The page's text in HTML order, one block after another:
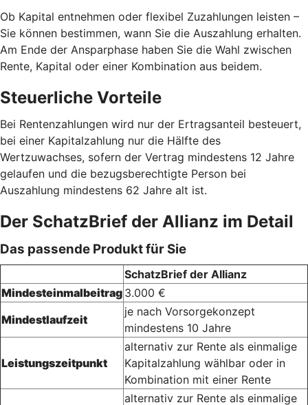
Ob Kapital entnehmen oder flexibel Zuzahlungen leisten –
Sie können bestimmen, wann Sie die Auszahlung erhalten.
Am Ende der Ansparphase haben Sie die Wahl zwischen
Rente, Kapital oder einer Kombination aus beidem.
Steuerliche Vorteile
Bei Rentenzahlungen wird nur der Ertragsanteil besteuert,
bei einer Kapitalzahlung nur die Hälfte des
Wertzuwachses, sofern der Vertrag mindestens 12 Jahre
gelaufen und die bezugsberechtigte Person bei
Auszahlung mindestens 62 Jahre alt ist.
Der SchatzBrief der Allianz im Detail
Das passende Produkt für Sie
SchatzBrief der Allianz
Mindesteinmalbeitrag 3.000 €
Mindestlaufzeit
je nach Vorsorgekonzept
mindestens 10 Jahre
Leistungszeitpunkt
alternativ zur Rente als einmalige
Kapitalzahlung wählbar oder in
Kombination mit einer Rente
alternativ zur Rente als einmalige